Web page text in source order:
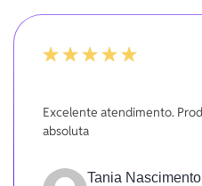
Excelente atendimento.
absoluta
Tania